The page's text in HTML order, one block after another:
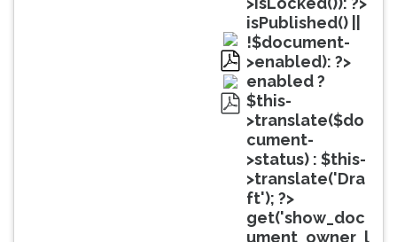
pdf
pdf
isPublished() ||
!$document-
>enabled): ?>
enabled ?
$this-
>translate($do
cument-
>status) : $this-
>translate('Dra
ft'); ?>
get('show_doc
ument_owner_l